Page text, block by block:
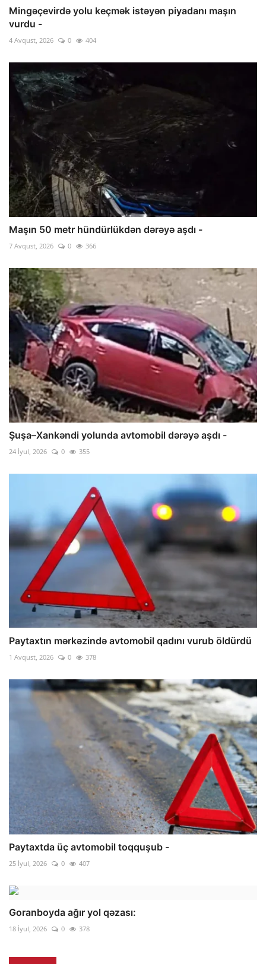
Mingəçevirdə yolu keçmək istəyən piyadanı maşın
vurdu -
4 Avqust, 2026 0 404
Maşın 50 metr hündürlükdən dərəyə aşdı -
7 Avqust, 2026 0 366
Şuşa–Xankəndi yolunda avtomobil dərəyə aşdı -
24 İyul, 2026 0 355
Paytaxtın mərkəzində avtomobil qadını vurub öldürdü
1 Avqust, 2026 0 378
Paytaxtda üç avtomobil toqquşub -
25 İyul, 2026 0 407
Goranboyda ağır yol qəzası:
18 İyul, 2026 0 378